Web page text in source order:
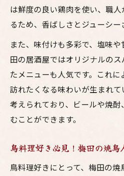
は鮮度の良い鶏肉を使い、職
るため、香ばしさとジューシー
また、味付けも多彩で、塩味
田の居酒屋ではオリジナルの
たメニューも人気です。これに
訪れたくなる味わいが生まれて
考えられており、ビールや焼
むことができます。
鳥料理好き必見！梅田の焼鳥
鳥料理好きにとって、梅田の